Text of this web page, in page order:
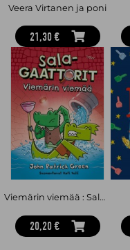
Veera Virtanen ja poni
21,30 €
Viemärin viemää : Salagaattorit 2
20,20 €